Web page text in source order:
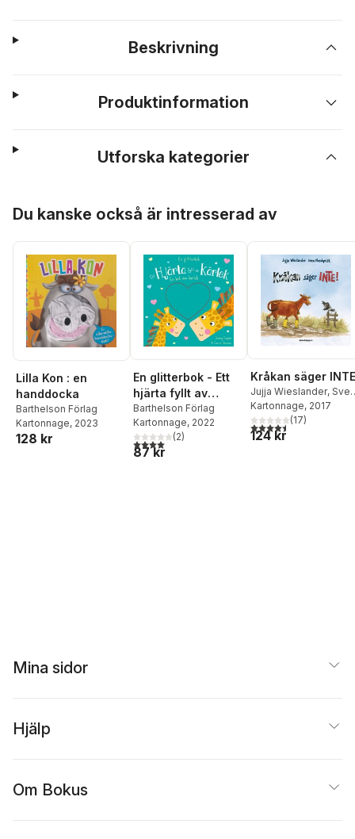
Beskrivning
Produktinformation
Utforska kategorier
Du kanske också är intresserad av
Lilla Kon : en
handdocka
Barthelson Förlag
Kartonnage, 2023
128 kr
En glitterbok - Ett
hjärta fyllt av
kärlek
Barthelson Förlag
Kartonnage, 2022
4,0utav 5 stjärnor. Totalt antal röster:
(2)
87 kr
Kråkan säger
Jujja Wieslander, Sven
Nordqvist
Kartonnage, 2017
4,5utav 5 stjärnor.
(17)
124 kr
Mina sidor
Hjälp
Om Bokus